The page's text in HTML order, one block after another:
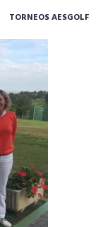
TORNEOS AESGOLF